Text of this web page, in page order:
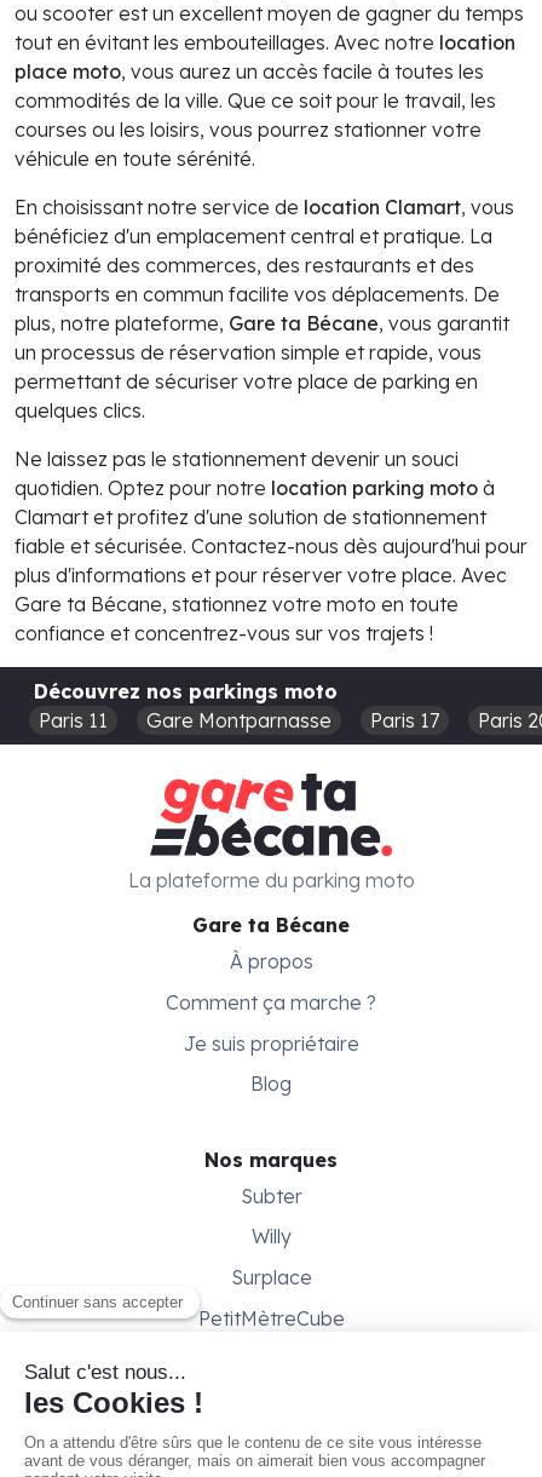
ou scooter est un excellent moyen de gagner du temps
tout en évitant les embouteillages. Avec notre location
place moto, vous aurez un accès facile à toutes les
commodités de la ville. Que ce soit pour le travail, les
courses ou les loisirs, vous pourrez stationner votre
véhicule en toute sérénité.
En choisissant notre service de location Clamart, vous
bénéficiez d'un emplacement central et pratique. La
proximité des commerces, des restaurants et des
transports en commun facilite vos déplacements. De
plus, notre plateforme, Gare ta Bécane, vous garantit
un processus de réservation simple et rapide, vous
permettant de sécuriser votre place de parking en
quelques clics.
Ne laissez pas le stationnement devenir un souci
quotidien. Optez pour notre location parking moto à
Clamart et profitez d'une solution de stationnement
fiable et sécurisée. Contactez-nous dès aujourd'hui pour
plus d'informations et pour réserver votre place. Avec
Gare ta Bécane, stationnez votre moto en toute
confiance et concentrez-vous sur vos trajets !
Découvrez nos parkings moto
Paris 11
Gare Montparnasse Paris 17 Paris
Gare ta Bécane
À propos
Comment ça marche ?
Je suis propriétaire
Blog
Nos marques
Subter
Willy
Surplace
PetitMètreCube
Besoin d'aide ?
Aide & support
Conditions générales
La plateforme du parking moto